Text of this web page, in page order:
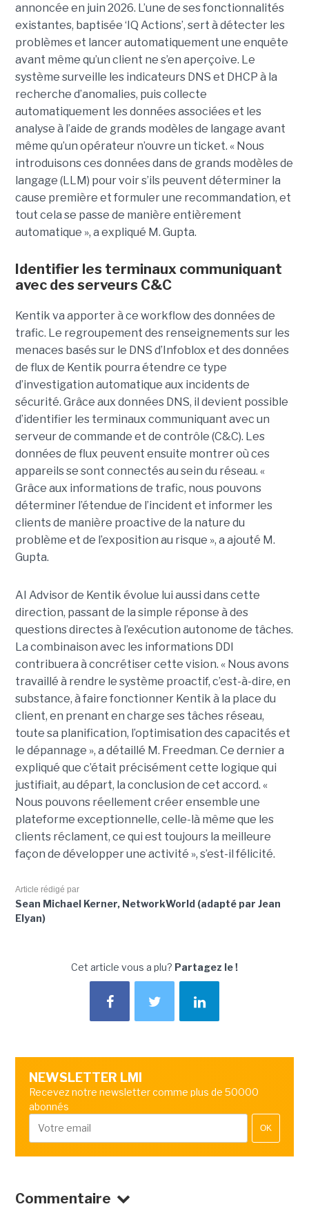
annoncée en juin 2026. L’une de ses fonctionnalités
existantes, baptisée ‘IQ Actions’, sert à détecter les
problèmes et lancer automatiquement une enquête
avant même qu’un client ne s’en aperçoive. Le
système surveille les indicateurs DNS et DHCP à la
recherche d’anomalies, puis collecte
automatiquement les données associées et les
analyse à l’aide de grands modèles de langage avant
même qu’un opérateur n’ouvre un ticket. « Nous
introduisons ces données dans de grands modèles de
langage (LLM) pour voir s’ils peuvent déterminer la
cause première et formuler une recommandation, et
tout cela se passe de manière entièrement
automatique », a expliqué M. Gupta.
Identifier les terminaux communiquant
avec des serveurs C&C
Kentik va apporter à ce workflow des données de
trafic. Le regroupement des renseignements sur les
menaces basés sur le DNS d’Infoblox et des données
de flux de Kentik pourra étendre ce type
d’investigation automatique aux incidents de
sécurité. Grâce aux données DNS, il devient possible
d’identifier les terminaux communiquant avec un
serveur de commande et de contrôle (C&C). Les
données de flux peuvent ensuite montrer où ces
appareils se sont connectés au sein du réseau. «
Grâce aux informations de trafic, nous pouvons
déterminer l’étendue de l’incident et informer les
clients de manière proactive de la nature du
problème et de l’exposition au risque », a ajouté M.
Gupta.
AI Advisor de Kentik évolue lui aussi dans cette
direction, passant de la simple réponse à des
questions directes à l’exécution autonome de tâches.
La combinaison avec les informations DDI
contribuera à concrétiser cette vision. « Nous avons
travaillé à rendre le système proactif, c’est-à-dire, en
substance, à faire fonctionner Kentik à la place du
client, en prenant en charge ses tâches réseau,
toute sa planification, l’optimisation des capacités et
le dépannage », a détaillé M. Freedman. Ce dernier a
expliqué que c’était précisément cette logique qui
justifiait, au départ, la conclusion de cet accord. «
Nous pouvons réellement créer ensemble une
plateforme exceptionnelle, celle-là même que les
clients réclament, ce qui est toujours la meilleure
façon de développer une activité », s’est-il félicité.
Article rédigé par
Sean Michael Kerner, NetworkWorld (adapté par Jean
Elyan)
Cet article vous a plu? Partagez le !
NEWSLETTER LMI
Recevez notre newsletter comme plus de 50000
abonnés
OK
Commentaire